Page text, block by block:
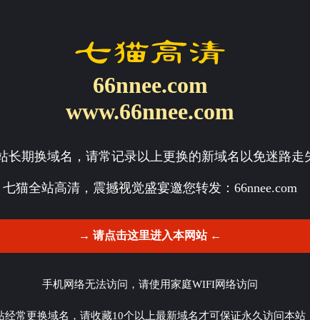
66nnee.com
www.66nnee.com
长期换域名，请常记录以上更换的新域名以免迷路走
七猫全站高清，震撼视觉盛宴邀您转发： 66nnee.com
→ 请点击这里进入本网站 ←
手机网络无法访问，请使用家庭WIFI网络访问
经常更换域名，请收藏10个以上最新域名才可保证永久访问本站